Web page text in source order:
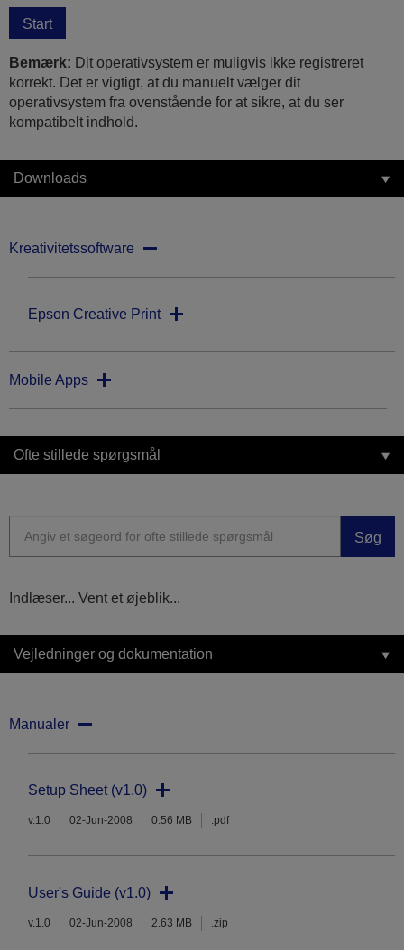
Start
Bemærk: Dit operativsystem er muligvis ikke registreret
korrekt. Det er vigtigt, at du manuelt vælger dit
operativsystem fra ovenstående for at sikre, at du ser
kompatibelt indhold.
Downloads
Kreativitetssoftware
Epson Creative Print
Mobile Apps
Ofte stillede spørgsmål
Søg
Indlæser... Vent et øjeblik...
Vejledninger og dokumentation
Manualer
Setup Sheet (v1.0)
v.1.0 02-Jun-2008 0.56 MB .pdf
User's Guide (v1.0)
v.1.0 02-Jun-2008 2.63 MB .zip